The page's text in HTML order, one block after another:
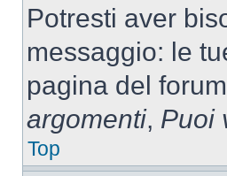
Potresti aver
messaggio: le
pagina del
argomenti, Puoi
Top